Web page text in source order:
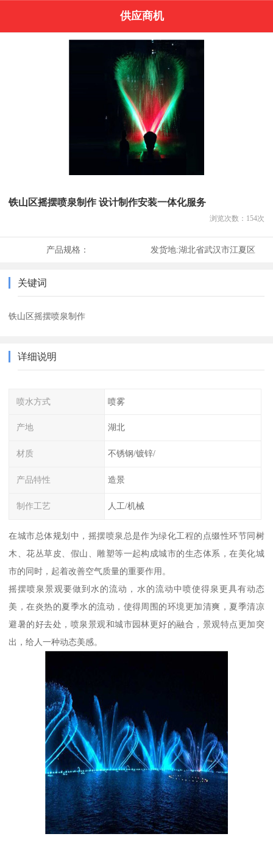
供应商机
铁山区摇摆喷泉制作 设计制作安装一体化服务
浏览次数： 154次
产品规格： 发货地:湖北省武汉市江夏区
关键词
铁山区摇摆喷泉制作
详细说明
喷水方式 喷雾
产地 湖北
材质 不锈钢/镀锌/
产品特性 造景
制作工艺 人工/机械
在城市总体规划中，摇摆喷泉总是作为绿化工程的点缀性环节同树
木、花丛草皮、假山、雕塑等一起构成城市的生态体系，在美化城
市的同时，起着改善空气质量的重要作用。
摇摆喷泉景观要做到水的流动，水的流动中喷使得泉更具有动态
美，在炎热的夏季水的流动，使得周围的环境更加清爽，夏季清凉
避暑的好去处，喷泉景观和城市园林更好的融合，景观特点更加突
出，给人一种动态美感。